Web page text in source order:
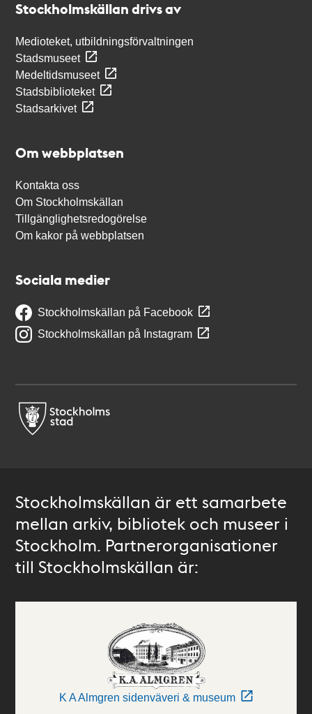
Stockholmskällan drivs av
Medioteket, utbildningsförvaltningen
Stadsmuseet
Medeltidsmuseet
Stadsbiblioteket
Stadsarkivet
Om webbplatsen
Kontakta oss
Om Stockholmskällan
Tillgänglighetsredogörelse
Om kakor på webbplatsen
Sociala medier
Stockholmskällan på Facebook
Stockholmskällan på Instagram
Stockholmskällan är ett samarbete
mellan arkiv, bibliotek och museer i
Stockholm. Partnerorganisationer
till Stockholmskällan är:
K A Almgren sidenväveri & museum